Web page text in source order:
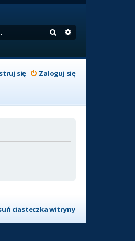
Szukaj
Zaloguj się
się
ciasteczka witryny